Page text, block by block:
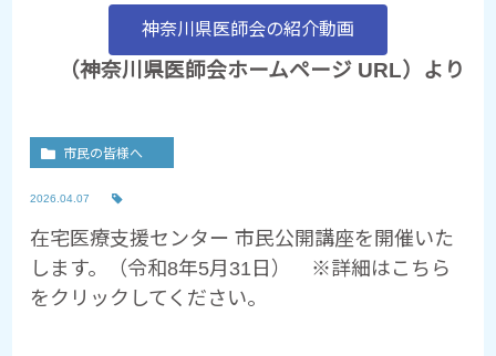
神奈川県医師会の紹介動画
（神奈川県医師会ホームページ URL）より
市民の皆様へ
2026.04.07
在宅医療支援センター 市民公開講座を開催いた
します。（令和8年5月31日） ※詳細はこちら
をクリックしてください。